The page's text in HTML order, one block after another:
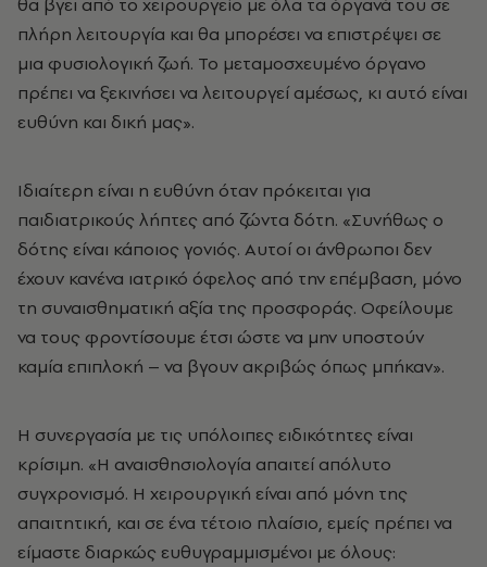
πλήρη λειτουργία και θα μπορέσει να επιστρέψει σε
μια φυσιολογική ζωή. Το μεταμοσχευμένο όργανο
πρέπει να ξεκινήσει να λειτουργεί αμέσως, κι αυτό είναι
ευθύνη και δική μας».
Ιδιαίτερη είναι η ευθύνη όταν πρόκειται για
παιδιατρικούς λήπτες από ζώντα δότη. «Συνήθως ο
δότης είναι κάποιος γονιός. Αυτοί οι άνθρωποι δεν
έχουν κανένα ιατρικό όφελος από την επέμβαση, μόνο
τη συναισθηματική αξία της προσφοράς. Οφείλουμε
να τους φροντίσουμε έτσι ώστε να μην υποστούν
καμία επιπλοκή – να βγουν ακριβώς όπως μπήκαν».
Η συνεργασία με τις υπόλοιπες ειδικότητες είναι
κρίσιμη. «Η αναισθησιολογία απαιτεί απόλυτο
συγχρονισμό. Η χειρουργική είναι από μόνη της
απαιτητική, και σε ένα τέτοιο πλαίσιο, εμείς πρέπει να
είμαστε διαρκώς ευθυγραμμισμένοι με όλους: